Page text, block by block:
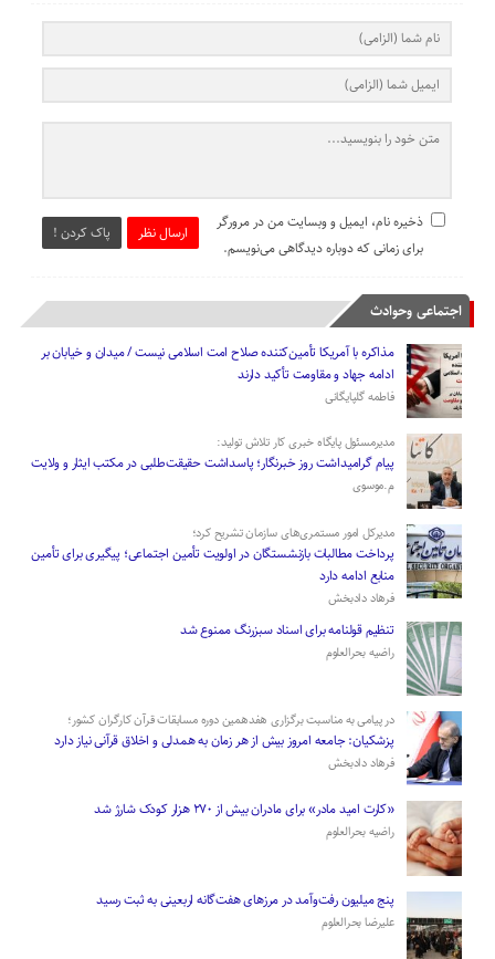
ارسال نظر پاک کردن !
ذخیره نام، ایمیل و وبسایت من در مرورگر
برای زمانی که دوباره دیدگاهی می‌نویسم.
اجتماعی وحوادث
مذاکره با آمریکا تأمین‌کننده صلاح امت اسلامی نیست / میدان و خیابان بر
ادامه جهاد و مقاومت تأکید دارند
فاطمه گلپایگانی
مدیرمسئول پایگاه خبری کار تلاش تولید:
پیام گرامیداشت روز خبرنگار؛ پاسداشت حقیقت‌طلبی در مکتب ایثار و ولایت
م.موسوی
مدیرکل امور مستمری‌های سازمان تشریح کرد؛
پرداخت مطالبات بازنشستگان در اولویت تأمین اجتماعی؛ پیگیری برای تأمین
منابع ادامه دارد
فرهاد دادبخش
تنظیم قولنامه برای اسناد سبزرنگ ممنوع شد
راضیه بحرالعلوم
در پیامی به مناسبت برگزاری هفدهمین دوره مسابقات قرآن کارگران کشور؛
پزشکیان: جامعه امروز بیش از هر زمان به همدلی و اخلاق قرآنی نیاز دارد
فرهاد دادبخش
«کارت امید مادر» برای مادران بیش از ۲۷۰ هزار کودک شارژ شد
راضیه بحرالعلوم
پنج میلیون رفت‌وآمد در مرزهای هفت‌گانه اربعینی به ثبت رسید
علیرضا بحرالعلوم